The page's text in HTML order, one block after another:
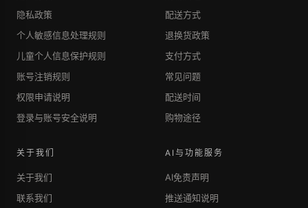
隐私政策
个人敏感信息处理规则
儿童个人信息保护规则
账号注销规则
权限申请说明
登录与账号安全说明
配送方式
退换货政策
支付方式
常见问题
配送时间
购物途径
关于我们
关于我们
联系我们
AI与功能服务
AI免责声明
推送通知说明